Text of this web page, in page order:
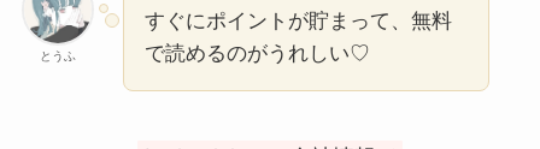
＼ ebook japan 会社情報／